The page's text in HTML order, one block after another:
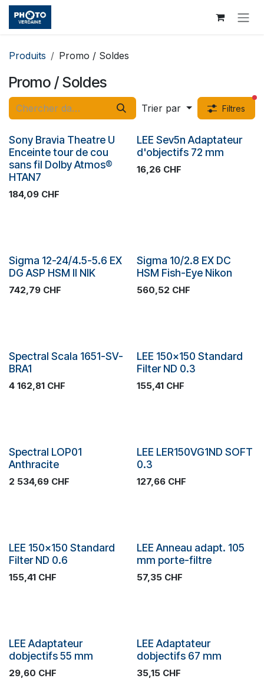
Se rendre au contenu
Produits Promo / Soldes
Promo / Soldes
Trier par Filtres
Promo
Sony Bravia Theatre U
Enceinte tour de cou
sans fil Dolby Atmos®
HTAN7
184,09 CHF
SOLDES
LEE Sev5n Adaptateur
d'objectifs 72 mm
16,26CHF
SOLDES
Sigma 12-24/4.5-5.6 EX
DG ASP HSM II NIK
742,79 CHF
SOLDES
Sigma 10/2.8 EX DC
HSM Fish-Eye Nikon
560,52 CHF
SOLDES
Spectral Scala 1651-SV-
BRA1
4 162,81 CHF
SOLDES
LEE 150x150 Standard
Filter ND 0.3
155,41CHF
SOLDES
Spectral LOP01
Anthracite
2 534,69 CHF
SOLDES
LEE LER150VG1ND SOFT
0.3
127,66CHF
SOLDES
LEE 150x150 Standard
Filter ND 0.6
155,41 CHF
SOLDES
LEE Anneau adapt. 105
mm porte-filtre
57,35CHF
SOLDES
LEE Adaptateur
dobjectifs 55 mm
29,60 CHF
SOLDES
LEE Adaptateur
dobjectifs 67 mm
35,15CHF